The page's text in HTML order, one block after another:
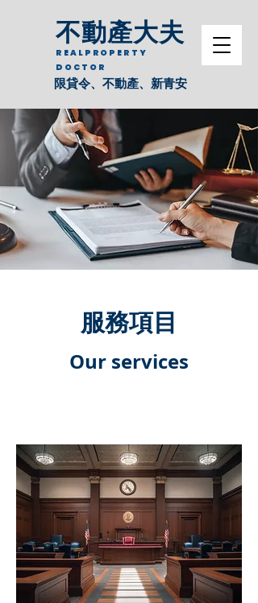
不動產大夫
REALPROPERTY
DOCTOR
限貸令、不動產、新青安
​服務項目
Our services